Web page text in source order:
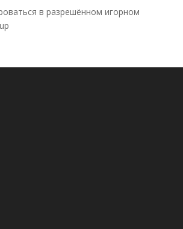
в разрешённом игорном